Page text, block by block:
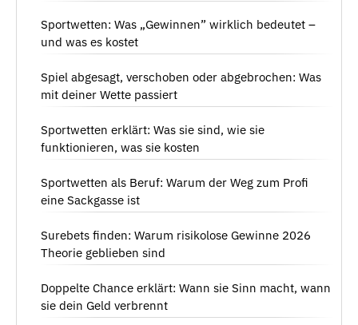
Sportwetten: Was „Gewinnen” wirklich bedeutet –
und was es kostet
Spiel abgesagt, verschoben oder abgebrochen: Was
mit deiner Wette passiert
Sportwetten erklärt: Was sie sind, wie sie
funktionieren, was sie kosten
Sportwetten als Beruf: Warum der Weg zum Profi
eine Sackgasse ist
Surebets finden: Warum risikolose Gewinne 2026
Theorie geblieben sind
Doppelte Chance erklärt: Wann sie Sinn macht, wann
sie dein Geld verbrennt